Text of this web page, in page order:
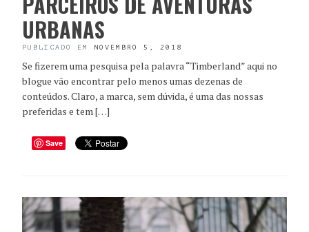
URBANAS
PUBLICADO EM NOVEMBRO 5, 2018
Se fizerem uma pesquisa pela palavra “Timberland” aqui no
blogue vão encontrar pelo menos umas dezenas de
conteúdos. Claro, a marca, sem dúvida, é uma das nossas
preferidas e tem […]
Save